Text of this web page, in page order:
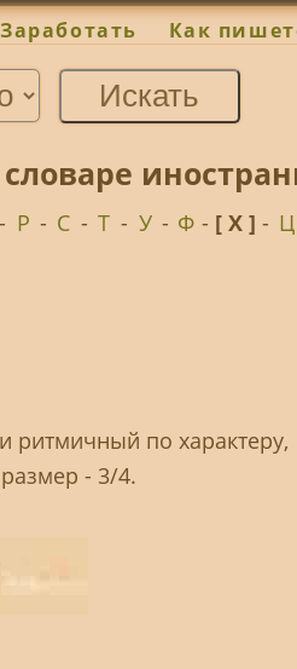
Заработать Как
- Р - С - Т - У - Ф - [ Х ]- Ц
ритмичный по характеру,
- 3/4.